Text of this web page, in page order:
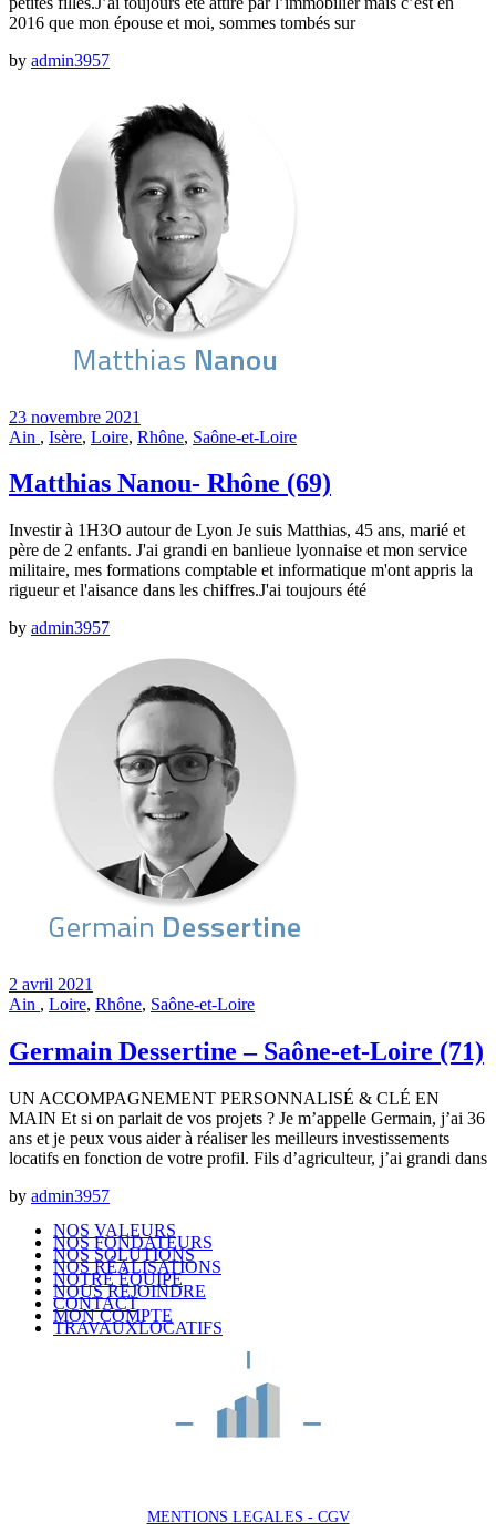
2016 que mon épouse et moi, sommes tombés sur
by admin3957
23 novembre 2021
Ain , Isère, Loire, Rhône, Saône-et-Loire
Matthias Nanou- Rhône (69)
Investir à 1H3O autour de Lyon Je suis Matthias, 45 ans, marié et
père de 2 enfants. J'ai grandi en banlieue lyonnaise et mon service
militaire, mes formations comptable et informatique m'ont appris la
rigueur et l'aisance dans les chiffres.J'ai toujours été
by admin3957
2 avril 2021
Ain , Loire, Rhône, Saône-et-Loire
Germain Dessertine – Saône-et-Loire (71)
UN ACCOMPAGNEMENT PERSONNALISÉ & CLÉ EN
MAIN Et si on parlait de vos projets ? Je m’appelle Germain, j’ai 36
ans et je peux vous aider à réaliser les meilleurs investissements
locatifs en fonction de votre profil. Fils d’agriculteur, j’ai grandi dans
by admin3957
NOS VALEURS
NOS FONDATEURS
NOS SOLUTIONS
NOS RÉALISATIONS
NOTRE ÉQUIPE
NOUS REJOINDRE
CONTACT
MON COMPTE
TRAVAUXLOCATIFS
MENTIONS LEGALES - CGV